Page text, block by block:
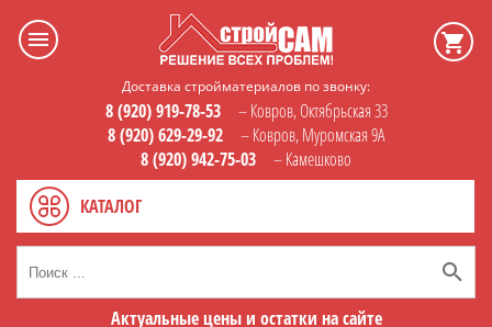
Доставка стройматериалов по звонку:
8 (920) 919-78-53
– Ковров, Октябрьская 33
8 (920) 629-29-92
– Ковров, Муромская 9А
8 (920) 942-75-03
– Камешково
КАТАЛОГ
Актуальные цены и остатки на сайте